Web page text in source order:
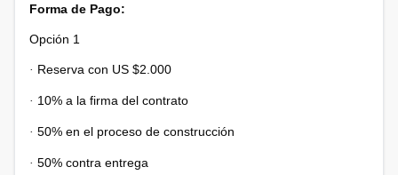
Forma de Pago:
Opción 1
· Reserva con US $2.000
· 10% a la firma del contrato
· 50% en el proceso de construcción
· 50% contra entrega